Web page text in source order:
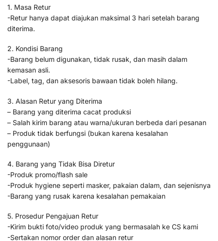
1. Masa Retur
-Retur hanya dapat diajukan maksimal 3 hari setelah barang
diterima.
2. Kondisi Barang
-Barang belum digunakan, tidak rusak, dan masih dalam
kemasan asli.
-Label, tag, dan aksesoris bawaan tidak boleh hilang.
3. Alasan Retur yang Diterima
– Barang yang diterima cacat produksi
– Salah kirim barang atau warna/ukuran berbeda dari pesanan
– Produk tidak berfungsi (bukan karena kesalahan
penggunaan)
4. Barang yang Tidak Bisa Diretur
-Produk promo/flash sale
-Produk hygiene seperti masker, pakaian dalam, dan sejenisnya
-Barang yang rusak karena kesalahan pemakaian
5. Prosedur Pengajuan Retur
-Kirim bukti foto/video produk yang bermasalah ke CS kami
-Sertakan nomor order dan alasan retur